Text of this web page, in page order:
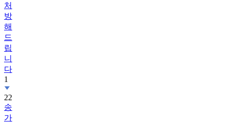
처
방
해
드
립
니
다
1
22
송
가